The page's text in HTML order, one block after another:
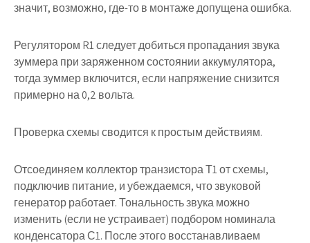
значит, возможно, где-то в монтаже допущена ошибка.
Регулятором R1следует добиться пропадания звука
зуммера при заряженном состоянии аккумулятора,
тогда зуммер включится, если напряжение снизится
примерно на 0,2 вольта.
Проверка схемы сводится к простым действиям.
Отсоединяем коллектор транзистораТ1от схемы,
подключив питание, и убеждаемся, что звуковой
генератор работает. Тональность звука можно
изменить (если не устраивает) подбором номинала
конденсатораС1. После этого восстанавливаем